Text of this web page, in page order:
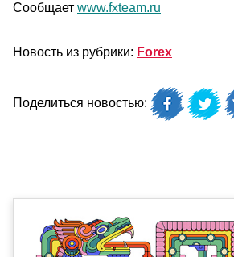
Сообщает www.fxteam.ru
Новость из рубрики: Forex
Поделиться новостью: